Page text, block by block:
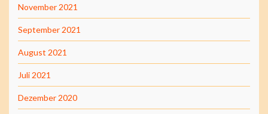
November 2021
September 2021
August 2021
Juli 2021
Dezember 2020